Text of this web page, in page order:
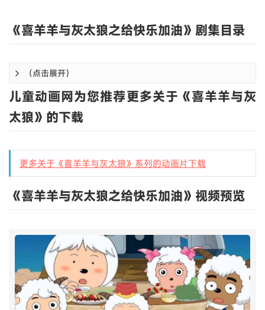
《喜羊羊与灰太狼之给快乐加油》剧集目录
（点击展开）
儿童动画网为您推荐更多关于《喜羊羊与灰
太狼》的下载
更多关于《喜羊羊与灰太狼》系列的动画片下载
《喜羊羊与灰太狼之给快乐加油》视频预览